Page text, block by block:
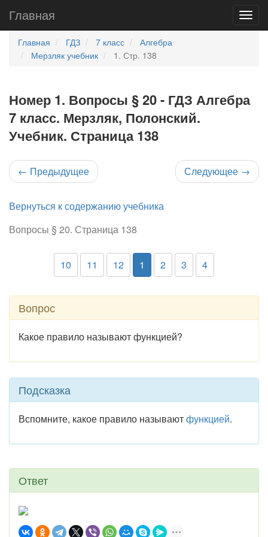
Главная
Главная ГДЗ 7 класс
Алгебра
Мерзляк учебник
1. Стр. 138
Номер 1. Вопросы § 20 - ГДЗ Алгебра
7 класс. Мерзляк, Полонский.
Учебник. Страница 138
← Предыдущее Следующее →
Вернуться к содержанию учебника
Вопросы § 20. Страница 138
10 11 12 1 2 3 4
Вопрос
Какое правило называют функцией?
Подсказка
Вспомните, какое правило называютфункцией.
Ответ